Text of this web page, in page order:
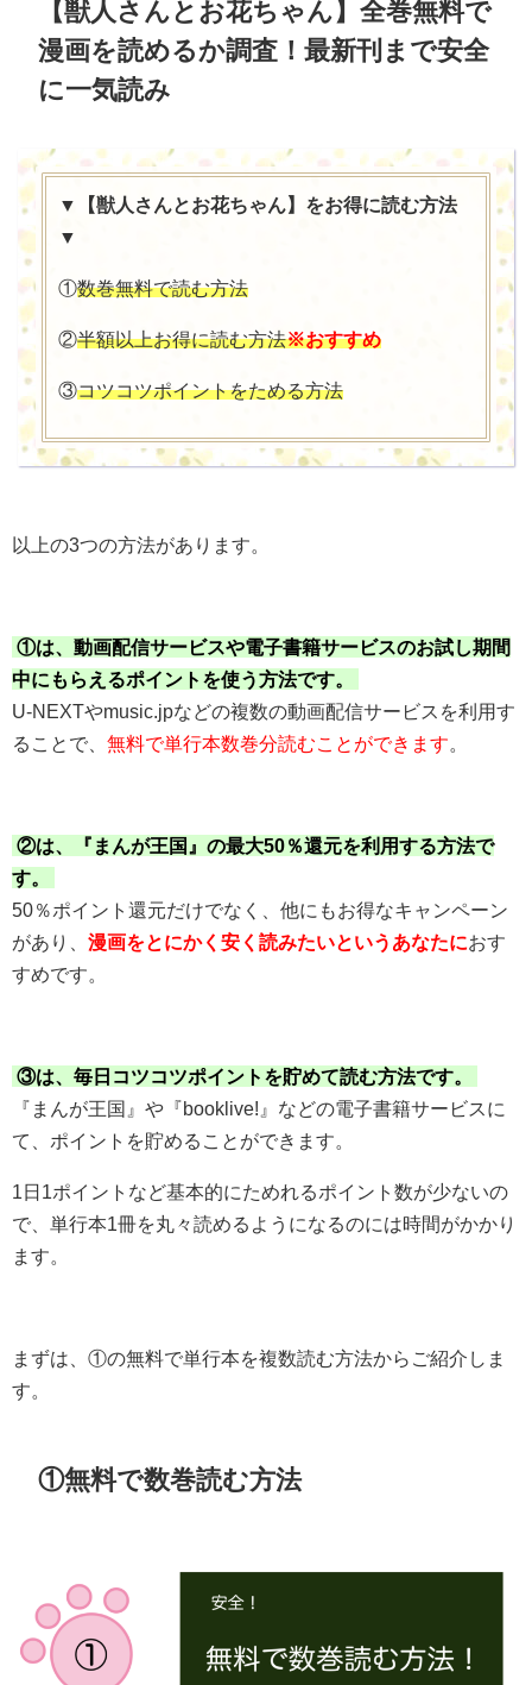
【獣人さんとお花ちゃん】全巻無料で
漫画を読めるか調査！最新刊まで安全
に一気読み
▼【獣人さんとお花ちゃん】をお得に読む方法
▼
①数巻無料で読む方法
②半額以上お得に読む方法※おすすめ
③コツコツポイントをためる方法
以上の3つの方法があります。
①は、動画配信サービスや電子書籍サービスのお試し期間
中にもらえるポイントを使う方法です。
U-NEXTやmusic.jpなどの複数の動画配信サービスを利用す
ることで、 無料で単行本数巻分読むことができます。
②は、『まんが王国』の最大50％還元を利用する方法で
す。
50％ポイント還元だけでなく、他にもお得なキャンペーン
があり、 漫画をとにかく安く読みたいというあなたにおす
すめです。
③は、毎日コツコツポイントを貯めて読む方法です。
『まんが王国』や『booklive!』などの電子書籍サービスに
て、ポイントを貯めることができます。
1日1ポイントなど基本的にためれるポイント数が少ないの
で、単行本1冊を丸々読めるようになるのには時間がかかり
ます。
まずは、①の無料で単行本を複数読む方法からご紹介しま
す。
①無料で数巻読む方法